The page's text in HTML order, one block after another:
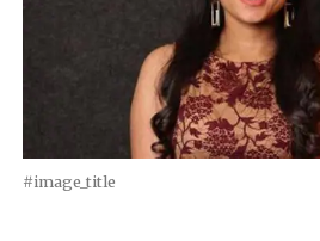
#image_title